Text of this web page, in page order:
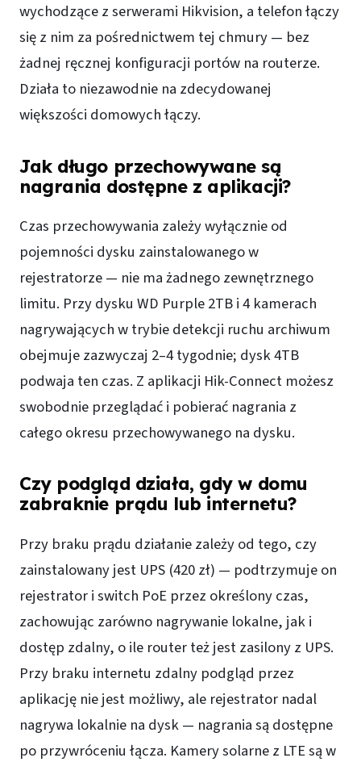
wychodzące z serwerami Hikvision, a telefon łączy
się z nim za pośrednictwem tej chmury — bez
żadnej ręcznej konfiguracji portów na routerze.
Działa to niezawodnie na zdecydowanej
większości domowych łączy.
Jak długo przechowywane są
nagrania dostępne z aplikacji?
Czas przechowywania zależy wyłącznie od
pojemności dysku zainstalowanego w
rejestratorze — nie ma żadnego zewnętrznego
limitu. Przy dysku WD Purple 2TB i 4 kamerach
nagrywających w trybie detekcji ruchu archiwum
obejmuje zazwyczaj 2–4 tygodnie; dysk 4TB
podwaja ten czas. Z aplikacji Hik-Connect możesz
swobodnie przeglądać i pobierać nagrania z
całego okresu przechowywanego na dysku.
Czy podgląd działa, gdy w domu
zabraknie prądu lub internetu?
Przy braku prądu działanie zależy od tego, czy
zainstalowany jest UPS (420 zł) — podtrzymuje on
rejestrator i switch PoE przez określony czas,
zachowując zarówno nagrywanie lokalne, jak i
dostęp zdalny, o ile router też jest zasilony z UPS.
Przy braku internetu zdalny podgląd przez
aplikację nie jest możliwy, ale rejestrator nadal
nagrywa lokalnie na dysk — nagrania są dostępne
po przywróceniu łącza. Kamery solarne z LTE są w